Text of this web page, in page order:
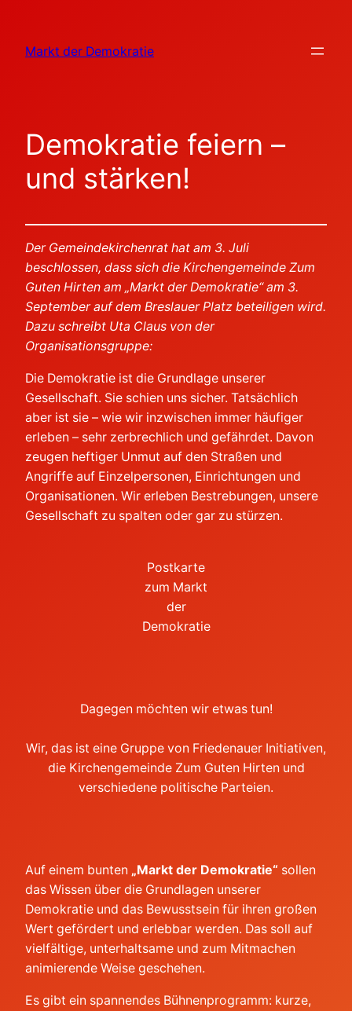
springen
Markt der Demokratie
Demokratie feiern –
und stärken!
Der Gemeindekirchenrat hat am 3. Juli
beschlossen, dass sich die Kirchengemeinde Zum
Guten Hirten am „Markt der Demokratie“ am 3.
September auf dem Breslauer Platz beteiligen wird.
Dazu schreibt Uta Claus von der
Organisationsgruppe:
Die Demokratie ist die Grundlage unserer
Gesellschaft. Sie schien uns sicher. Tatsächlich
aber ist sie – wie wir inzwischen immer häufiger
erleben – sehr zerbrechlich und gefährdet. Davon
zeugen heftiger Unmut auf den Straßen und
Angriffe auf Einzelpersonen, Einrichtungen und
Organisationen. Wir erleben Bestrebungen, unsere
Gesellschaft zu spalten oder gar zu stürzen.
Postkarte
zum Markt
der
Demokratie
Dagegen möchten wir etwas tun!
Wir, das ist eine Gruppe von Friedenauer Initiativen,
die Kirchengemeinde Zum Guten Hirten und
verschiedene politische Parteien.
Auf einem bunten „Markt der Demokratie“ sollen
das Wissen über die Grundlagen unserer
Demokratie und das Bewusstsein für ihren großen
Wert gefördert und erlebbar werden. Das soll auf
vielfältige, unterhaltsame und zum Mitmachen
animierende Weise geschehen.
Es gibt ein spannendes Bühnenprogramm: kurze,